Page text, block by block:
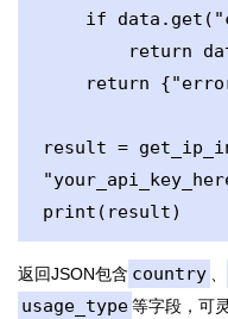
result =
print(result)
返回JSON包含 country 、
usage_type等字段，可